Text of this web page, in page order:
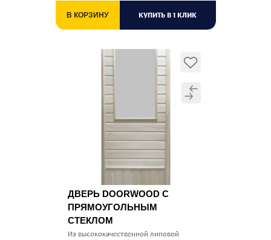
В КОРЗИНУ КУПИТЬ В 1 КЛИК
ДВЕРЬ DOORWOOD С
ПРЯМОУГОЛЬНЫМ
СТЕКЛОМ
Из высококачественной липовой